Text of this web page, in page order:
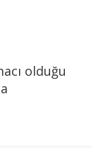
olduğu